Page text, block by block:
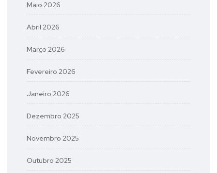
Maio 2026
Abril 2026
Março 2026
Fevereiro 2026
Janeiro 2026
Dezembro 2025
Novembro 2025
Outubro 2025